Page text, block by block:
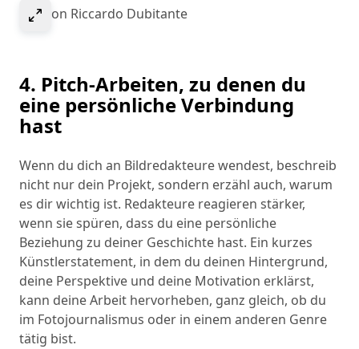
Select to expand image
Bild von Riccardo Dubitante
4. Pitch-Arbeiten, zu denen du
eine persönliche Verbindung
hast
Wenn du dich an Bildredakteure wendest, beschreib
nicht nur dein Projekt, sondern erzähl auch, warum
es dir wichtig ist. Redakteure reagieren stärker,
wenn sie spüren, dass du eine persönliche
Beziehung zu deiner Geschichte hast. Ein kurzes
Künstlerstatement, in dem du deinen Hintergrund,
deine Perspektive und deine Motivation erklärst,
kann deine Arbeit hervorheben, ganz gleich, ob du
im Fotojournalismus oder in einem anderen Genre
tätig bist.